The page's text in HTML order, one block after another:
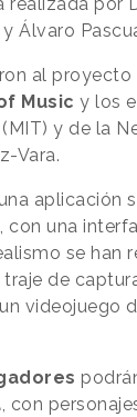
realizada por
Álvaro
al
Music y los
y de la
Vara.
aplicación
, con una
se han
de
videojuego
, con